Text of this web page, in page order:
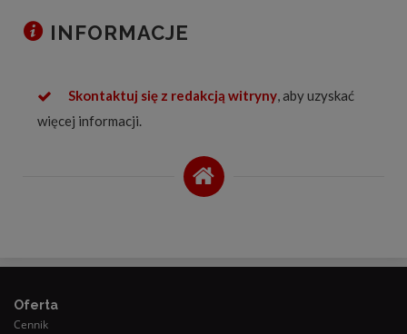
INFORMACJE
Skontaktuj się z redakcją witryny, aby uzyskać
więcej informacji.
Oferta
Cennik